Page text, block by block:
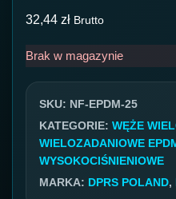
32,44 zł Brutto
Brak w magazynie
SKU: NF-EPDM-25
KATEGORIE: WĘŻE
WIELOZADANIOWE
WYSOKOCIŚNIENIOWE
MARKA: DPRS POLAND,